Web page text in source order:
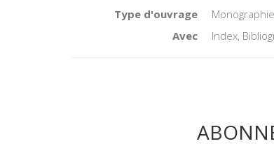
Type d'ouvrage
Monographie
Avec
Index,